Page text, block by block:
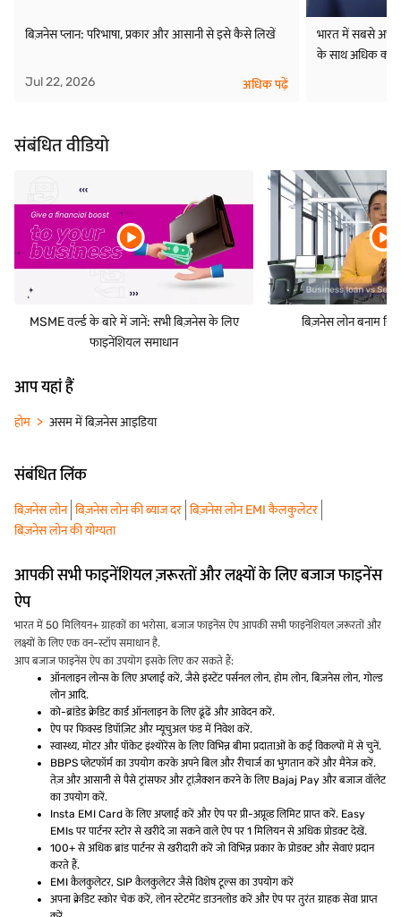
बिज़नेस प्लान: परिभाषा, प्रकार और आसानी से इसे कैसे लिखें
Jul 22, 2026 अधिक पढ़ें
भारत में सबसे अच्छे
के साथ अधिक
संबंधित वीडियो
MSME वर्ल्ड के बारे में जानें: सभी बिज़नेस के लिए
फाइनेंशियल समाधान
बिज़नेस लोन बनाम
आप यहां हैं
होम असम में बिज़नेस आइडिया
संबंधित लिंक
बिज़नेस लोन बिज़नेस लोन की ब्याज दर बिज़नेस लोन EMI कैलकुलेटर
बिज़नेस लोन की योग्यता
आपकी सभी फाइनेंशियल ज़रूरतों और लक्ष्यों के लिए बजाज फाइनेंस
ऐप
भारत में 50 मिलियन+ ग्राहकों का भरोसा, बजाज फाइनेंस ऐप आपकी सभी फाइनेंशियल ज़रूरतों और
लक्ष्यों के लिए एक वन-स्टॉप समाधान है.
आप बजाज फाइनेंस ऐप का उपयोग इसके लिए कर सकते हैं:
ऑनलाइन लोन्स के लिए अप्लाई करें, जैसे इंस्टेंट पर्सनल लोन, होम लोन, बिज़नेस लोन, गोल्ड
लोन आदि.
को-ब्रांडेड क्रेडिट कार्ड ऑनलाइन के लिए ढूंढें और आवेदन करें.
ऐप पर फिक्स्ड डिपॉज़िट और म्यूचुअल फंड में निवेश करें.
स्वास्थ्य, मोटर और पॉकेट इंश्योरेंस के लिए विभिन्न बीमा प्रदाताओं के कई विकल्पों में से चुनें.
BBPS प्लेटफॉर्म का उपयोग करके अपने बिल और रीचार्ज का भुगतान करें और मैनेज करें.
तेज़ और आसानी से पैसे ट्रांसफर और ट्रांज़ैक्शन करने के लिए Bajaj Pay और बजाज वॉलेट
का उपयोग करें.
Insta EMI Card के लिए अप्लाई करें और ऐप पर प्री-अप्रूव्ड लिमिट प्राप्त करें. Easy
EMIs पर पार्टनर स्टोर से खरीदे जा सकने वाले ऐप पर 1 मिलियन से अधिक प्रोडक्ट देखें.
100+ से अधिक ब्रांड पार्टनर से खरीदारी करें जो विभिन्न प्रकार के प्रोडक्ट और सेवाएं प्रदान
करते हैं.
EMI कैलकुलेटर, SIP कैलकुलेटर जैसे विशेष टूल्स का उपयोग करें
अपना क्रेडिट स्कोर चेक करें, लोन स्टेटमेंट डाउनलोड करें और ऐप पर तुरंत ग्राहक सेवा प्राप्त